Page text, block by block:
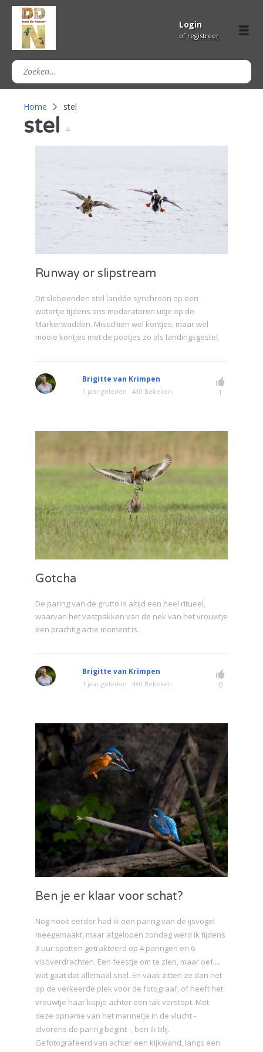
Login
of registreer
Home stel
stel 4
Runway or slipstream
Dit slobeenden stel landde synchroon op een
watertje tijdens ons moderatoren uitje op de
Markerwadden. Misschien wel kontjes, maar wel
mooie kontjes met de pootjes zo als landingsgestel.
Brigitte van Krimpen
1 jaar geleden 410 Bekeken 1
Gotcha
De paring van de grutto is altijd een heel ritueel,
waarvan het vastpakken van de nek van het vrouwtje
een prachtig actie moment is.
Brigitte van Krimpen
1 jaar geleden 460 Bekeken 0
Ben je er klaar voor schat?
Nog nooit eerder had ik een paring van de ijsvogel
meegemaakt, maar afgelopen zondag werd ik tijdens
3 uur spotten getrakteerd op 4 paringen en 6
visoverdrachten. Een feestje om te zien, maar oef....
wat gaat dat allemaal snel. En vaak zitten ze dan net
op de verkeerde plek voor de fotograaf, of heeft het
vrouwtje haar kopje achter een tak verstopt. Met
deze opname van het mannetje in de vlucht -
alvorens de paring begint- , ben ik blij.
Gefotografeerd van achter een kijkwand, langs een